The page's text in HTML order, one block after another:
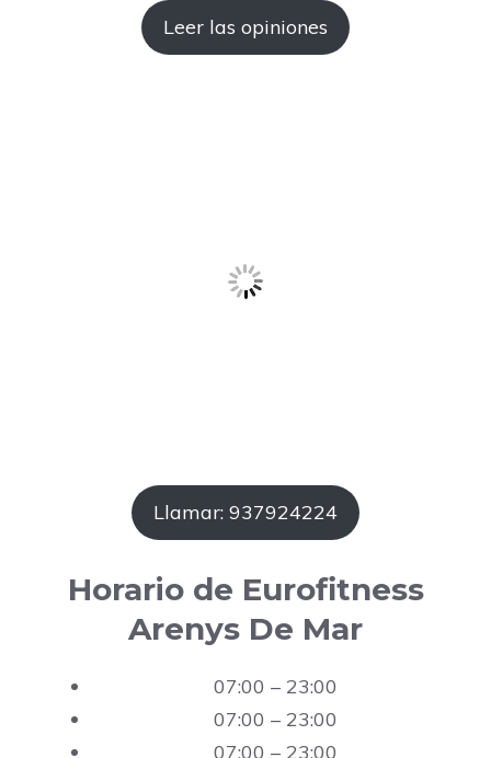
Leer las opiniones
Llamar: 937924224
Horario de Eurofitness
Arenys De Mar
07:00 – 23:00
07:00 – 23:00
07:00 – 23:00